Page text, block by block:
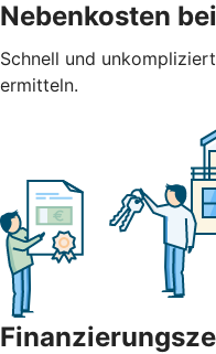
Nebenkosten
Schnell und
ermitteln.